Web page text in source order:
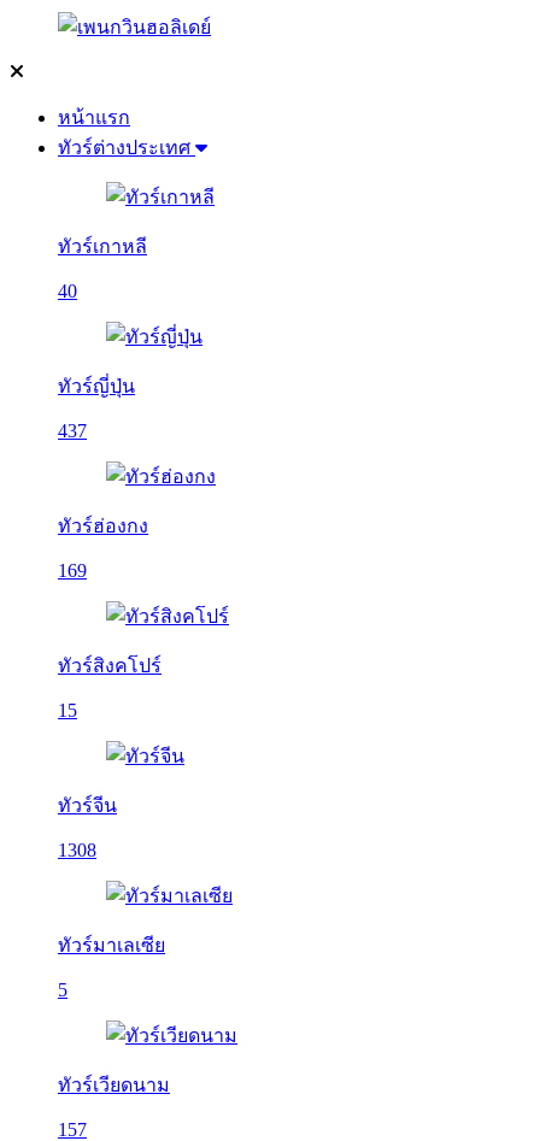
หน้าแรก
ทัวร์ต่างประเทศ
ทัวร์เกาหลี
40
ทัวร์ญี่ปุ่น
437
ทัวร์ฮ่องกง
169
ทัวร์สิงคโปร์
15
ทัวร์จีน
1308
ทัวร์มาเลเซีย
5
ทัวร์เวียดนาม
157